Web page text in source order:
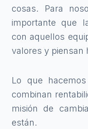
cosas. Para
importante que
con aquellos
valores y piensan
Lo que
combinan
misión de
están.